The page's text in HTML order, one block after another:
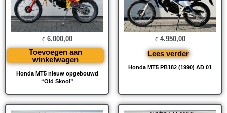
Honda MT5 nieuw opgebouwd
“Old Skool”
€ 6.000,00
Toevoegen aan
winkelwagen
Honda MT5 PB182 (1990) AD 01
€ 4.950,00
Lees verder